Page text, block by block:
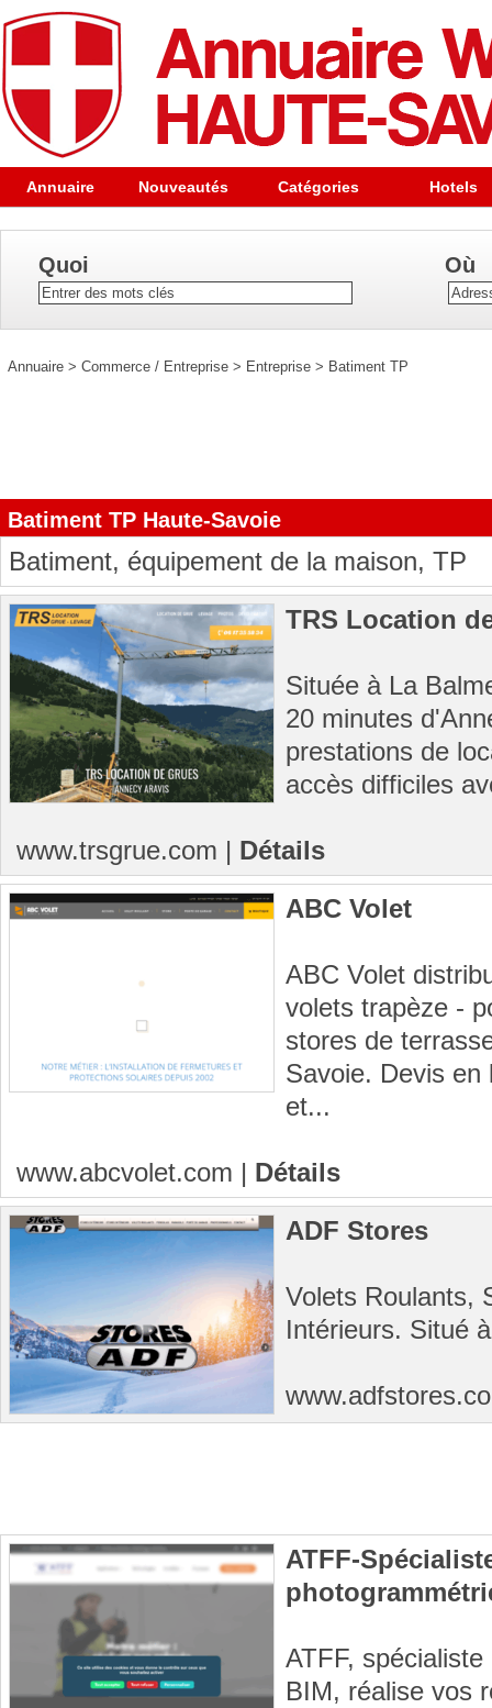
Annuaire Nouveautés Catégories Hotels
Quoi Où
Annuaire > Commerce / Entreprise > Entreprise > Batiment TP
Batiment TP Haute-Savoie
Batiment, équipement de la maison, TP
TRS Location
Située à La
20 minutes
prestations de
accès difficiles
www.trsgrue.com | Détails
ABC Volet
ABC Volet
volets trapèze -
stores de
Savoie. Devis en
et...
www.abcvolet.com | Détails
ADF Stores
Volets Roulants,
Intérieurs. Situé
ATFF-
ATFF,
BIM, réalise vos